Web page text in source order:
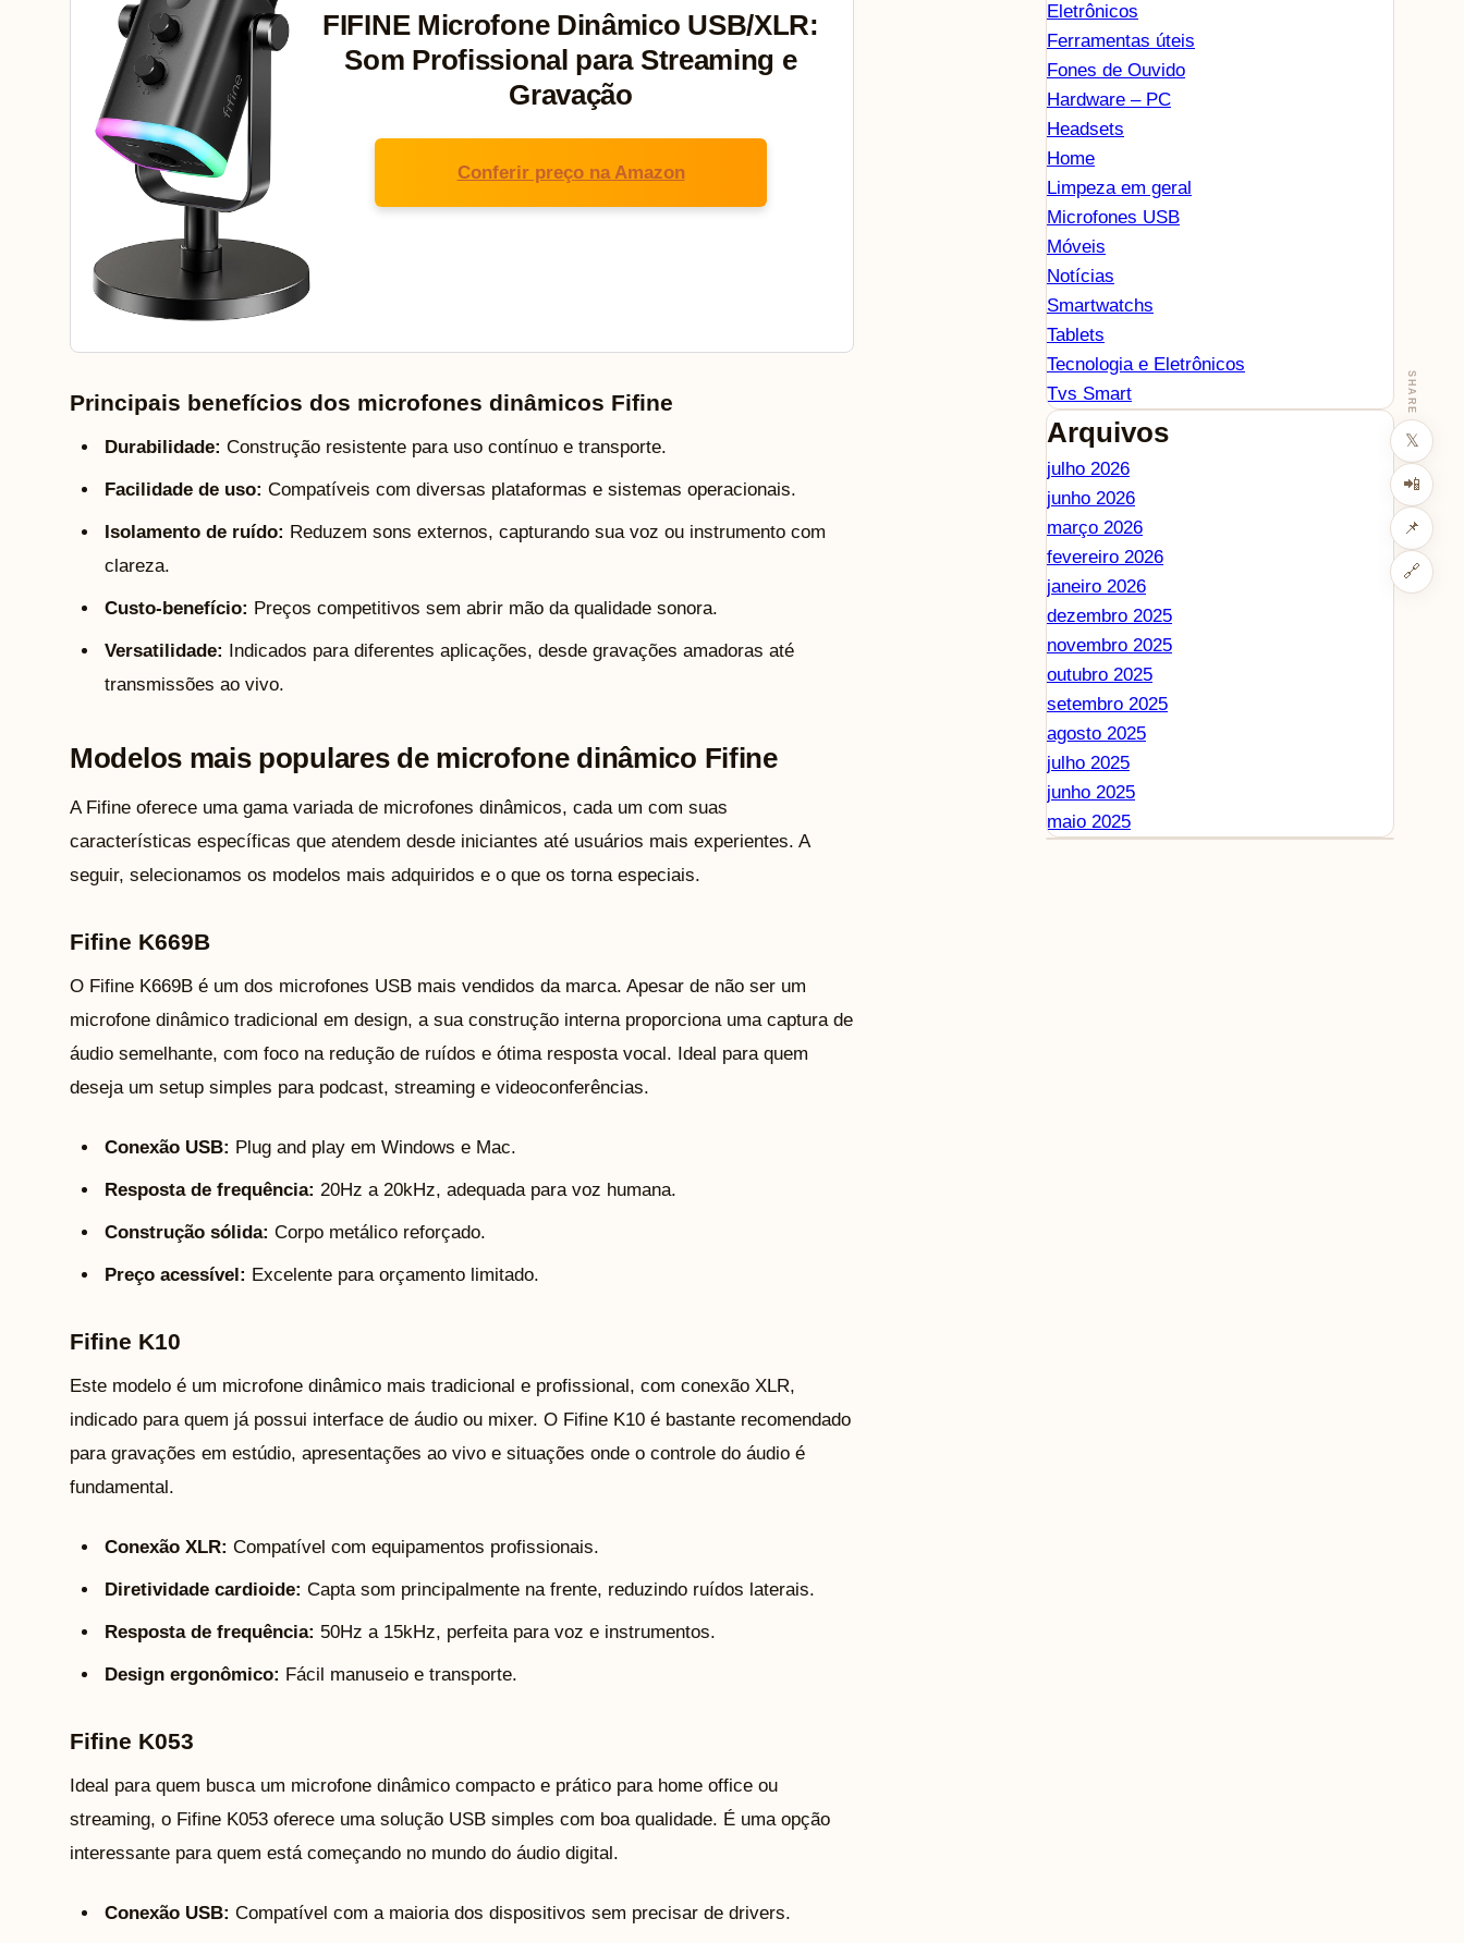
SHARE
𝕏
📲
📌
🔗
FIFINE Microfone Dinâmico USB/XLR:
Som Profissional para Streaming e
Gravação
Conferir preço na Amazon
Principais benefícios dos microfones dinâmicos Fifine
Durabilidade: Construção resistente para uso contínuo e transporte.
Facilidade de uso: Compatíveis com diversas plataformas e sistemas operacionais.
Isolamento de ruído: Reduzem sons externos, capturando sua voz ou instrumento com
clareza.
Custo-benefício: Preços competitivos sem abrir mão da qualidade sonora.
Versatilidade:
Indicados para diferentes aplicações, desde gravações amadoras até
transmissões ao vivo.
Modelos mais populares de microfone dinâmico Fifine
A Fifine oferece uma gama variada de microfones dinâmicos, cada um com suas
características específicas que atendem desde iniciantes até usuários mais experientes. A
seguir, selecionamos os modelos mais adquiridos e o que os torna especiais.
Fifine K669B
O Fifine K669B é um dos microfones USB mais vendidos da marca. Apesar de não ser um
microfone dinâmico tradicional em design, a sua construção interna proporciona uma captura de
áudio semelhante, com foco na redução de ruídos e ótima resposta vocal. Ideal para quem
deseja um setup simples para podcast, streaming e videoconferências.
Conexão USB: Plug and play em Windows e Mac.
Resposta de frequência: 20Hz a 20kHz, adequada para voz humana.
Construção sólida: Corpo metálico reforçado.
Preço acessível: Excelente para orçamento limitado.
Fifine K10
Este modelo é um microfone dinâmico mais tradicional e profissional, com conexão XLR,
indicado para quem já possui interface de áudio ou mixer. O Fifine K10 é bastante recomendado
para gravações em estúdio, apresentações ao vivo e situações onde o controle do áudio é
fundamental.
Conexão XLR: Compatível com equipamentos profissionais.
Diretividade cardioide: Capta som principalmente na frente, reduzindo ruídos laterais.
Resposta de frequência: 50Hz a 15kHz, perfeita para voz e instrumentos.
Design ergonômico: Fácil manuseio e transporte.
Fifine K053
Ideal para quem busca um microfone dinâmico compacto e prático para home office ou
streaming, o Fifine K053 oferece uma solução USB simples com boa qualidade. É uma opção
interessante para quem está começando no mundo do áudio digital.
Conexão USB: Compatível com a maioria dos dispositivos sem precisar de drivers.
Eletrônicos
Ferramentas úteis
Fones de Ouvido
Hardware – PC
Headsets
Home
Limpeza em geral
Microfones USB
Móveis
Notícias
Smartwatchs
Tablets
Tecnologia e Eletrônicos
Tvs Smart
Arquivos
julho 2026
junho 2026
março 2026
fevereiro 2026
janeiro 2026
dezembro 2025
novembro 2025
outubro 2025
setembro 2025
agosto 2025
julho 2025
junho 2025
maio 2025